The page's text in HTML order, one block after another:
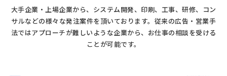
大手企業・上場企業から、システム開発、印刷、工事、研修、コン
サルなどの様々な発注案件を頂いております。 従来の広告・営業手
法ではアプローチが難しいような企業から、お仕事の相談を受ける
ことが可能です。